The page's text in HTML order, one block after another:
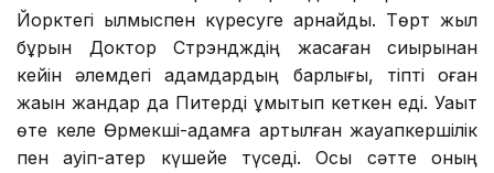
Йорктегі қылмыспен күресуге арнайды. Төрт жыл
бұрын Доктор Стрэндждің жасаған сиқырынан
кейін әлемдегі адамдардың барлығы, тіпті оған
жақын жандар да Питерді ұмытып кеткен еді. Уақыт
өте келе Өрмекші-адамға артылған жауапкершілік
пен қауіп-қатер күшейе түседі. Осы сәтте оның